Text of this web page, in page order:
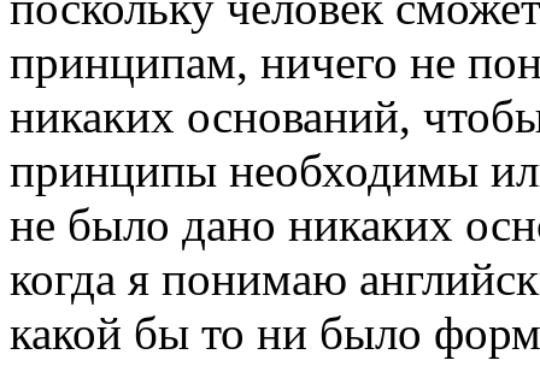
принципам, ничего не
никаких оснований,
принципы необходимы
не было дано никаких
когда я понимаю
какой бы то ни было